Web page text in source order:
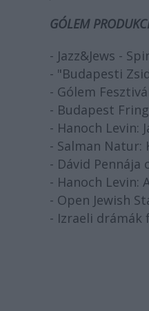
GÓLEM
- Jazz&Jews -
- "Budapesti
- Gólem
- Budapest
- Hanoch Levin:
- Salman Natur:
- Dávid Pennája
- Hanoch Levin:
- Open Jewish
- Izraeli drámák